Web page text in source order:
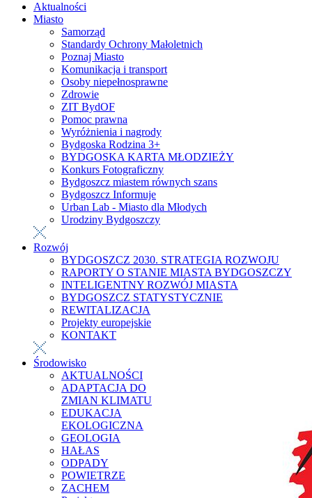
Aktualności
Miasto
Samorząd
Standardy Ochrony Małoletnich
Poznaj Miasto
Komunikacja i transport
Osoby niepełnosprawne
Zdrowie
ZIT BydOF
Pomoc prawna
Wyróżnienia i nagrody
Bydgoska Rodzina 3+
BYDGOSKA KARTA MŁODZIEŻY
Konkurs Fotograficzny
Bydgoszcz miastem równych szans
Bydgoszcz Informuje
Urban Lab - Miasto dla Młodych
Urodziny Bydgoszczy
Rozwój
BYDGOSZCZ 2030. STRATEGIA ROZWOJU
RAPORTY O STANIE MIASTA BYDGOSZCZY
INTELIGENTNY ROZWÓJ MIASTA
BYDGOSZCZ STATYSTYCZNIE
REWITALIZACJA
Projekty europejskie
KONTAKT
Środowisko
AKTUALNOŚCI
ADAPTACJA DO
ZMIAN KLIMATU
EDUKACJA
EKOLOGICZNA
GEOLOGIA
HAŁAS
ODPADY
POWIETRZE
ZACHEM